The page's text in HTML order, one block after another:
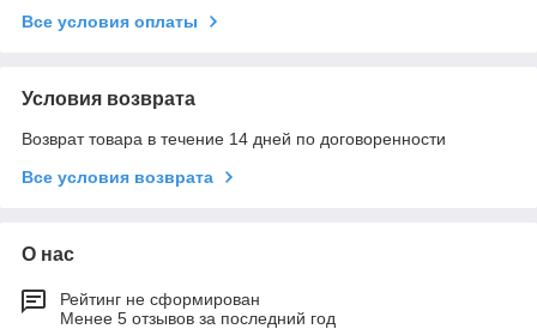
Все условия оплаты
Условия возврата
Возврат товара в течение 14 дней по договоренности
Все условия возврата
О нас
Рейтинг не сформирован
Менее 5 отзывов за последний год